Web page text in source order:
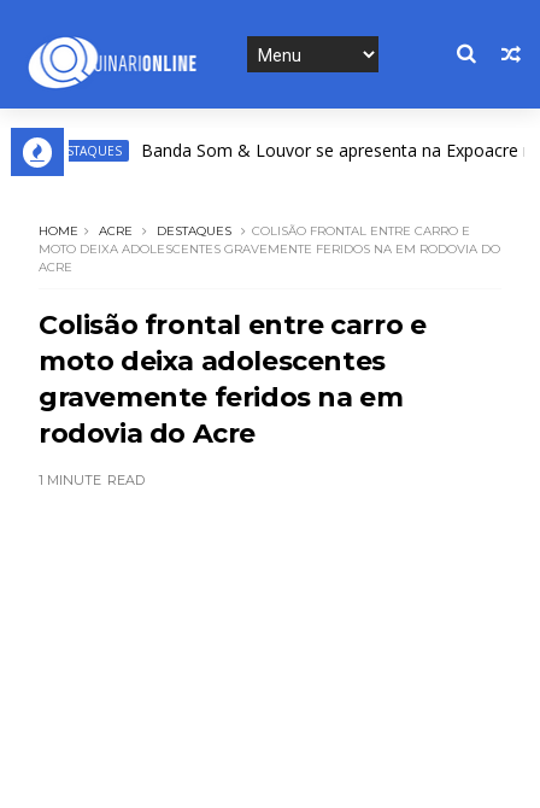
Banda Som & Louvor se apresenta na Expoacre nesta
HOME ACRE DESTAQUES
COLISÃO FRONTAL ENTRE CARRO E
MOTO DEIXA ADOLESCENTES GRAVEMENTE FERIDOS NA EM RODOVIA DO
ACRE
Colisão frontal entre carro e
moto deixa adolescentes
gravemente feridos na em
rodovia do Acre
1 MINUTE READ